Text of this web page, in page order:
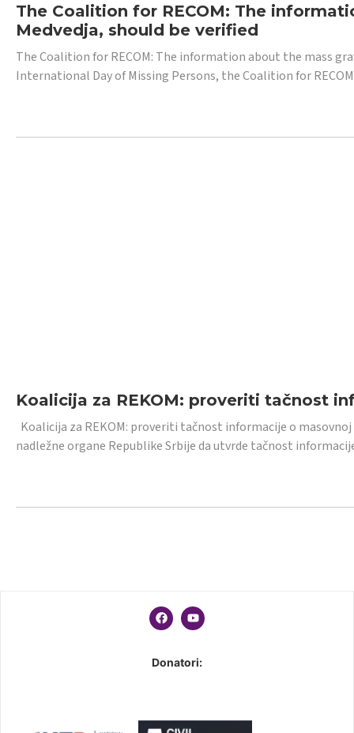
The Coalition for RECOM: The
Medvedja, should be verified
The Coalition for RECOM: The information about the mass
International Day of Missing Persons, the Coalition for
Koalicija za REKOM: proveriti tačnost
Koalicija za REKOM: proveriti tačnost informacije o
nadležne organe Republike Srbije da utvrde tačnost
Donatori: